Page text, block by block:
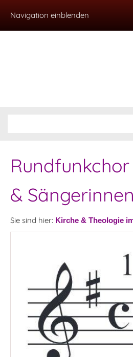
Navigation einblenden
&
Sie sind hier: Kirche & Theologie